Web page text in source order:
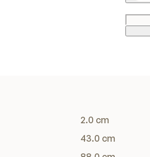
2.0 cm
43.0 cm